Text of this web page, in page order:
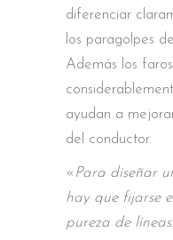
diferenciar
los paragolpes
Además los
ayudan a
del conductor.
« Para diseñar
hay que fijarse
pureza de